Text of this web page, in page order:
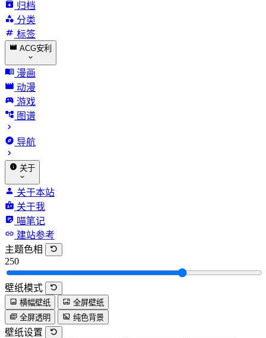
归档
分类
标签
ACG安利
漫画
动漫
游戏
图谱
导航
关于
关于本站
关于我
喵笔记
建站参考
主题色相
250
壁纸模式
横幅壁纸
全屏壁纸
全屏透明
纯色背景
壁纸设置